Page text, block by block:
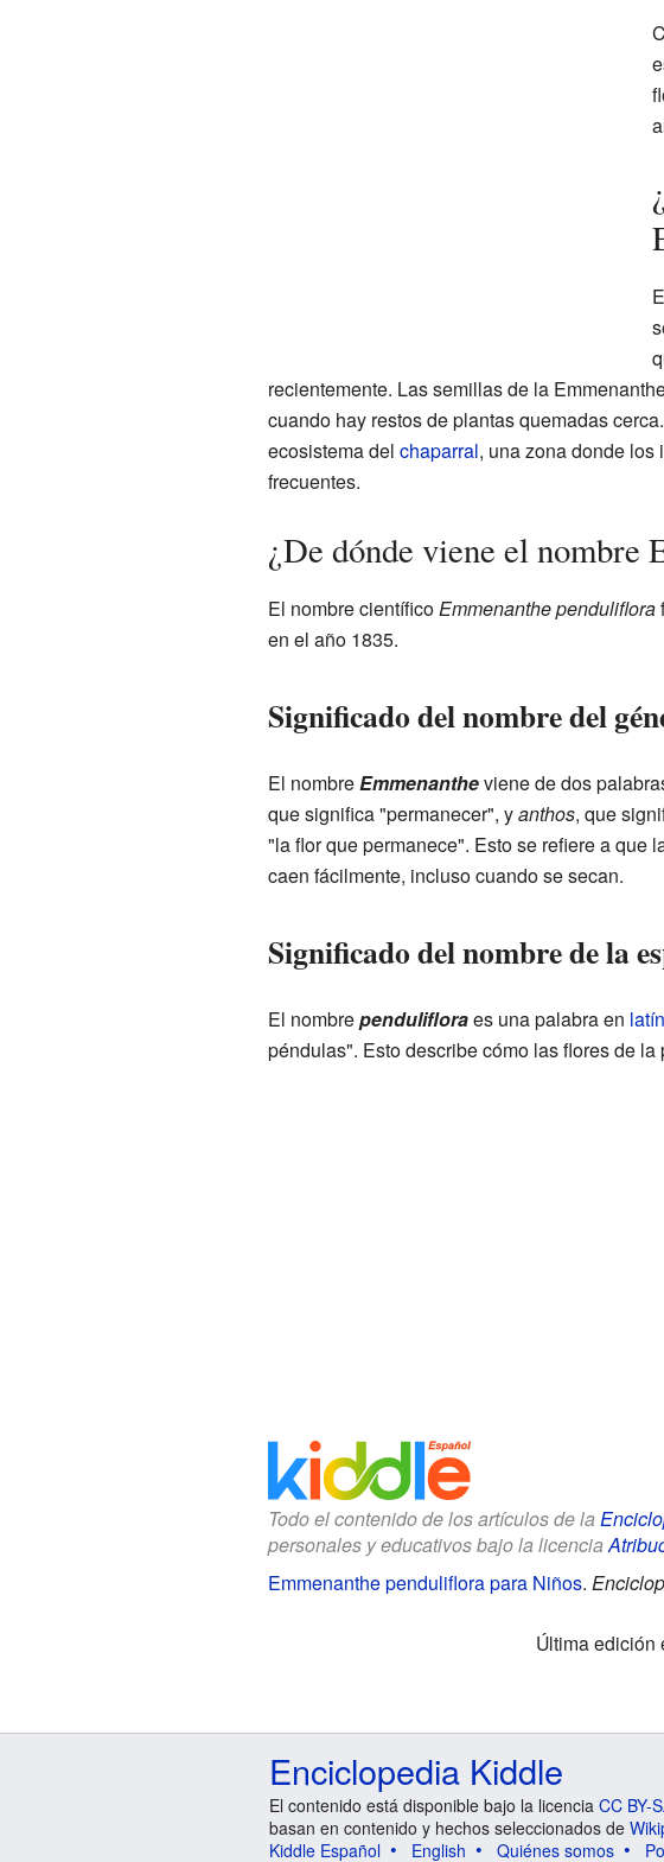
recientemente. Las semillas de la
cuando hay restos de plantas quemadas
ecosistema del chaparral, una zona donde los
frecuentes.
¿De dónde viene el nombre
El nombre científicoEmmenanthe penduliflora
en el año 1835.
Significado del nombre del
El nombreEmmenantheviene de dos
que significa "permanecer", yanthos, que
"la flor que permanece". Esto se refiere a que
caen fácilmente, incluso cuando se secan.
Significado del nombre de la
El nombrependulifloraes una palabra en latín
péndulas". Esto describe cómo las flores de
Todo el contenido de los artículos de la
personales y educativos bajo la licencia
Emmenanthe penduliflora para Niños.
Última edición
Enciclopedia Kiddle
El contenido está disponible bajo la licencia CC BY-
basan en contenido y hechos seleccionados de
Kiddle Español
English Quiénes somos